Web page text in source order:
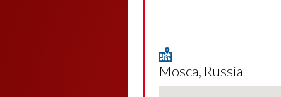
Mosca, Russia